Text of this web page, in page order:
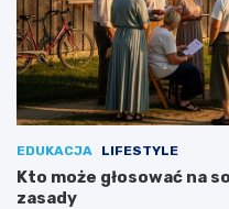
EDUKACJA LIFESTYLE
Kto może głosować na
zasady